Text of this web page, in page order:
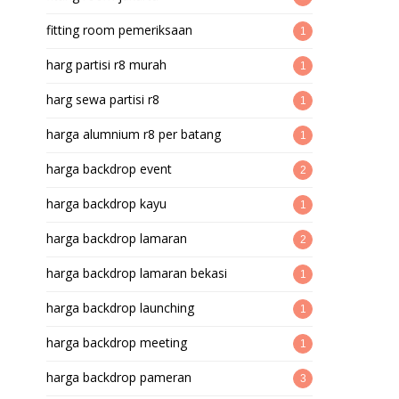
fitting room pemeriksaan 1
harg partisi r8 murah 1
harg sewa partisi r8 1
harga alumnium r8 per batang 1
harga backdrop event 2
harga backdrop kayu 1
harga backdrop lamaran 2
harga backdrop lamaran bekasi 1
harga backdrop launching 1
harga backdrop meeting 1
harga backdrop pameran 3